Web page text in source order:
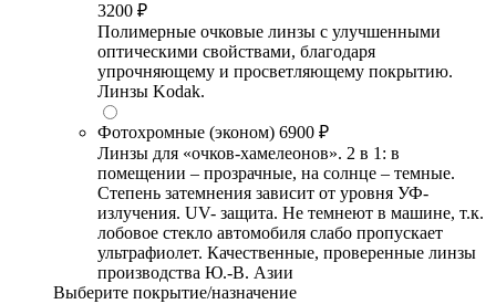
3200 ₽
Полимерные очковые линзы с улучшенными
оптическими свойствами, благодаря
упрочняющему и просветляющему покрытию.
Линзы Kodak.
Фотохромные (эконом) 6900 ₽
Линзы для «очков-хамелеонов». 2 в 1: в
помещении – прозрачные, на солнце – темные.
Степень затемнения зависит от уровня УФ-
излучения. UV- защита. Не темнеют в машине, т.к.
лобовое стекло автомобиля слабо пропускает
ультрафиолет. Качественные, проверенные линзы
производства Ю.-В. Азии
Выберите покрытие/назначение